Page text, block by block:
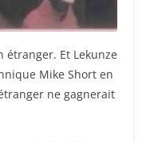
Et Lekunze
Mike Short en
ne gagnerait